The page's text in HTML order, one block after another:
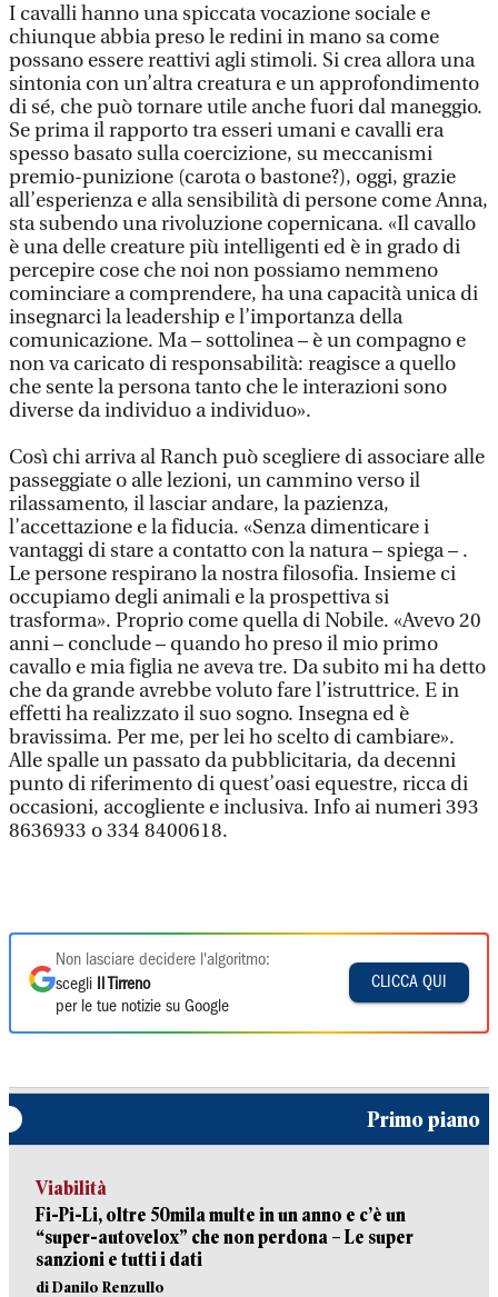
I cavalli hanno una spiccata vocazione sociale e
chiunque abbia preso le redini in mano sa come
possano essere reattivi agli stimoli. Si crea allora una
sintonia con un’altra creatura e un approfondimento
di sé, che può tornare utile anche fuori dal maneggio.
Se prima il rapporto tra esseri umani e cavalli era
spesso basato sulla coercizione, su meccanismi
premio-punizione (carota o bastone?), oggi, grazie
all’esperienza e alla sensibilità di persone come Anna,
sta subendo una rivoluzione copernicana. «Il cavallo
è una delle creature più intelligenti ed è in grado di
percepire cose che noi non possiamo nemmeno
cominciare a comprendere, ha una capacità unica di
insegnarci la leadership e l’importanza della
comunicazione. Ma – sottolinea – è un compagno e
non va caricato di responsabilità: reagisce a quello
che sente la persona tanto che le interazioni sono
diverse da individuo a individuo».
Così chi arriva al Ranch può scegliere di associare alle
passeggiate o alle lezioni, un cammino verso il
rilassamento, il lasciar andare, la pazienza,
l’accettazione e la fiducia. «Senza dimenticare i
vantaggi di stare a contatto con la natura – spiega – .
Le persone respirano la nostra filosofia. Insieme ci
occupiamo degli animali e la prospettiva si
trasforma». Proprio come quella di Nobile. «Avevo 20
anni – conclude – quando ho preso il mio primo
cavallo e mia figlia ne aveva tre. Da subito mi ha detto
che da grande avrebbe voluto fare l’istruttrice. E in
effetti ha realizzato il suo sogno. Insegna ed è
bravissima. Per me, per lei ho scelto di cambiare».
Alle spalle un passato da pubblicitaria, da decenni
punto di riferimento di quest’oasi equestre, ricca di
occasioni, accogliente e inclusiva. Info ai numeri 393
8636933 o 334 8400618.
Non lasciare decidere l'algoritmo:
scegli
Il Tirreno
per le tue notizie su Google
CLICCA QUI
Primo piano
Viabilità
Fi-Pi-Li, oltre 50mila multe in un anno e c’è un
“super-autovelox” che non perdona – Le super
sanzioni e tutti i dati
di Danilo Renzullo